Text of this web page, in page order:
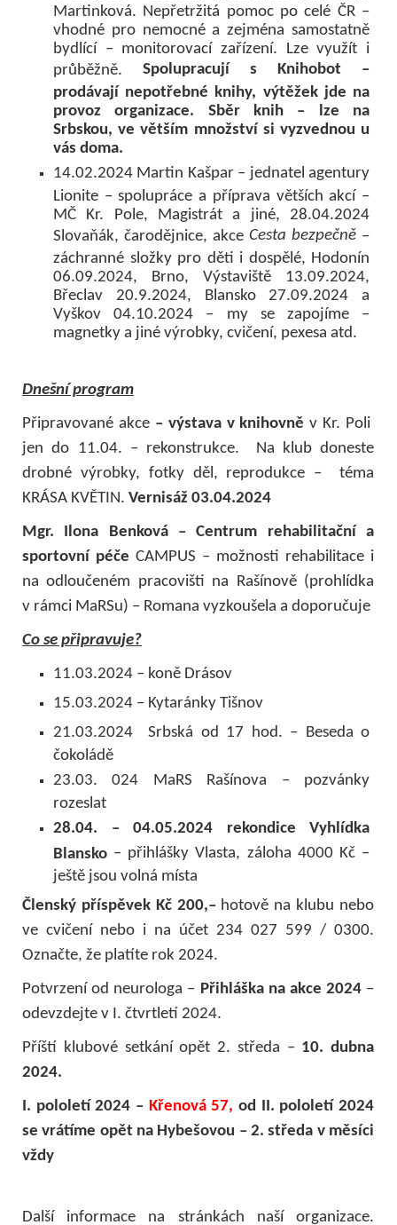
Martinková. Nepřetržitá pomoc po celé ČR –
vhodné pro nemocné a zejména samostatně
bydlící – monitorovací zařízení. Lze využít i
průběžně. Spolupracují s Knihobot –
prodávají nepotřebné knihy, výtěžek jde na
provoz organizace. Sběr knih – lze na
Srbskou, ve větším množství si vyzvednou u
vás doma.
14.02.2024 Martin Kašpar – jednatel agentury
Lionite – spolupráce a příprava větších akcí –
MČ Kr. Pole, Magistrát a jiné, 28.04.2024
Slovaňák, čarodějnice, akce Cesta bezpečně –
záchranné složky pro děti i dospělé, Hodonín
06.09.2024, Brno, Výstaviště 13.09.2024,
Břeclav 20.9.2024, Blansko 27.09.2024 a
Vyškov 04.10.2024 – my se zapojíme –
magnetky a jiné výrobky, cvičení, pexesa atd.
Dnešní program
Připravované akce – výstava v knihovně v Kr. Poli
jen do 11.04. – rekonstrukce. Na klub doneste
drobné výrobky, fotky děl, reprodukce – téma
KRÁSA KVĚTIN. Vernisáž 03.04.2024
Mgr. Ilona Benková – Centrum rehabilitační a
sportovní péče CAMPUS – možnosti rehabilitace i
na odloučeném pracovišti na Rašínově (prohlídka
v rámci MaRSu) – Romana vyzkoušela a doporučuje
Co se připravuje?
11.03.2024 – koně Drásov
15.03.2024 – Kytaránky Tišnov
21.03.2024 Srbská od 17 hod. – Beseda o
čokoládě
23.03. 024 MaRS Rašínova – pozvánky
rozeslat
28.04. – 04.05.2024 rekondice Vyhlídka
Blansko – přihlášky Vlasta, záloha 4000 Kč –
ještě jsou volná místa
Členský příspěvek Kč 200,– hotově na klubu nebo
ve cvičení nebo i na účet 234 027 599 / 0300.
Označte, že platíte rok 2024.
Potvrzení od neurologa – Přihláška na akce 2024–
odevzdejte v I. čtvrtletí 2024.
Příští klubové setkání opět 2. středa – 10. dubna
2024.
I. pololetí 2024 – Křenová 57,od II. pololetí 2024
se vrátíme opět na Hybešovou – 2. středa v měsíci
vždy
Další informace na stránkách naší organizace.